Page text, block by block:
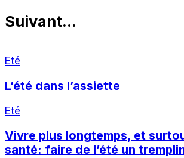
Suivant...
Eté
L’été dans l’assiette
Eté
Vivre plus longtemps, et
santé: faire de l’été un